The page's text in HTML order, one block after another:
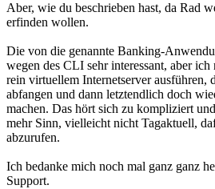
Aber, wie du beschrieben hast, da Rad
erfinden wollen.
Die von die genannte Banking-
wegen des CLI sehr interessant, aber ich
rein virtuellem Internetserver
abfangen und dann letztendlich doch
machen. Das hört sich zu kompliziert
mehr Sinn, vielleicht nicht Tagaktuell,
abzurufen.
Ich bedanke mich noch mal ganz ganz
Support.